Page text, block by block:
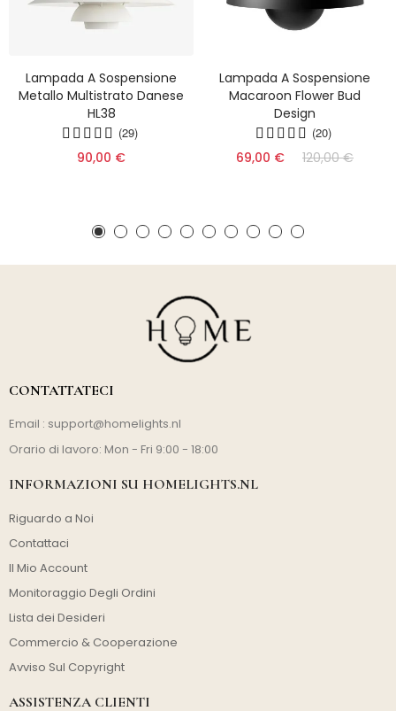
Lampada A Sospensione
Metallo Multistrato Danese
HL38
(29)
90,00 €
Lampada A Sospensione
Macaroon Flower Bud
Design
(20)
69,00 € 120,00 €
CONTATTATECI
Email : support@homelights.nl
Orario di lavoro: Mon - Fri 9:00 - 18:00
INFORMAZIONI SU HOMELIGHTS.NL
Riguardo a Noi
Contattaci
Il Mio Account
Monitoraggio Degli Ordini
Lista dei Desideri
Commercio & Cooperazione
Avviso Sul Copyright
ASSISTENZA CLIENTI